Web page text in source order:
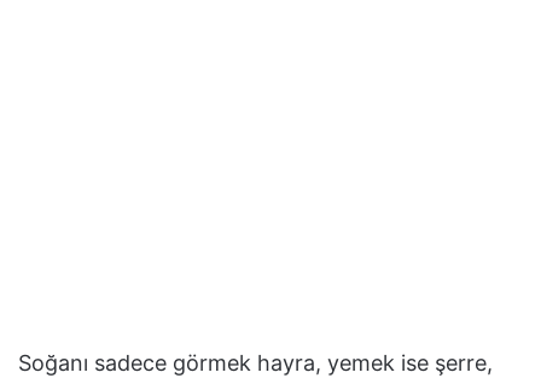
Soğanı sadece görmek hayra, yemek ise şerre,